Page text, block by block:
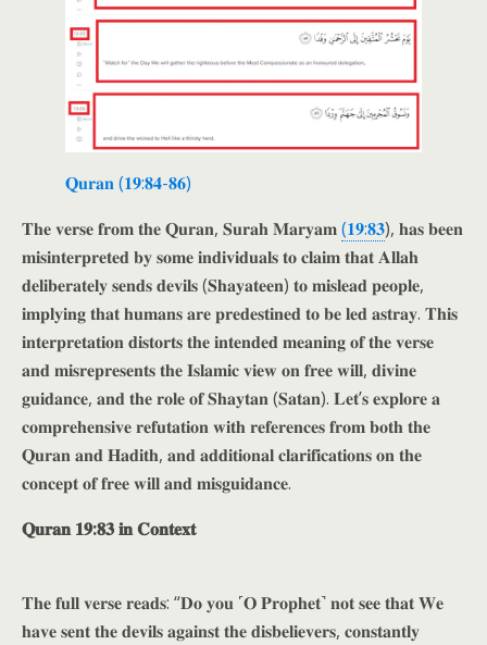
𝐐𝐮𝐫𝐚𝐧 (𝟏𝟗:𝟖𝟒-𝟖𝟔)
𝐓𝐡𝐞 𝐯𝐞𝐫𝐬𝐞 𝐟𝐫𝐨𝐦 𝐭𝐡𝐞 𝐐𝐮𝐫𝐚𝐧, 𝐒𝐮𝐫𝐚𝐡 𝐌𝐚𝐫𝐲𝐚𝐦(𝟏𝟗:𝟖𝟑), 𝐡𝐚𝐬 𝐛𝐞𝐞𝐧
𝐦𝐢𝐬𝐢𝐧𝐭𝐞𝐫𝐩𝐫𝐞𝐭𝐞𝐝 𝐛𝐲 𝐬𝐨𝐦𝐞 𝐢𝐧𝐝𝐢𝐯𝐢𝐝𝐮𝐚𝐥𝐬 𝐭𝐨 𝐜𝐥𝐚𝐢𝐦 𝐭𝐡𝐚𝐭 𝐀𝐥𝐥𝐚𝐡
𝐝𝐞𝐥𝐢𝐛𝐞𝐫𝐚𝐭𝐞𝐥𝐲 𝐬𝐞𝐧𝐝𝐬 𝐝𝐞𝐯𝐢𝐥𝐬 (𝐒𝐡𝐚𝐲𝐚𝐭𝐞𝐞𝐧) 𝐭𝐨 𝐦𝐢𝐬𝐥𝐞𝐚𝐝 𝐩𝐞𝐨𝐩𝐥𝐞,
𝐢𝐦𝐩𝐥𝐲𝐢𝐧𝐠 𝐭𝐡𝐚𝐭 𝐡𝐮𝐦𝐚𝐧𝐬 𝐚𝐫𝐞 𝐩𝐫𝐞𝐝𝐞𝐬𝐭𝐢𝐧𝐞𝐝 𝐭𝐨 𝐛𝐞 𝐥𝐞𝐝 𝐚𝐬𝐭𝐫𝐚𝐲. 𝐓𝐡𝐢𝐬
𝐢𝐧𝐭𝐞𝐫𝐩𝐫𝐞𝐭𝐚𝐭𝐢𝐨𝐧 𝐝𝐢𝐬𝐭𝐨𝐫𝐭𝐬 𝐭𝐡𝐞 𝐢𝐧𝐭𝐞𝐧𝐝𝐞𝐝 𝐦𝐞𝐚𝐧𝐢𝐧𝐠 𝐨𝐟 𝐭𝐡𝐞 𝐯𝐞𝐫𝐬𝐞
𝐚𝐧𝐝 𝐦𝐢𝐬𝐫𝐞𝐩𝐫𝐞𝐬𝐞𝐧𝐭𝐬 𝐭𝐡𝐞 𝐈𝐬𝐥𝐚𝐦𝐢𝐜 𝐯𝐢𝐞𝐰 𝐨𝐧 𝐟𝐫𝐞𝐞 𝐰𝐢𝐥𝐥, 𝐝𝐢𝐯𝐢𝐧𝐞
𝐠𝐮𝐢𝐝𝐚𝐧𝐜𝐞, 𝐚𝐧𝐝 𝐭𝐡𝐞 𝐫𝐨𝐥𝐞 𝐨𝐟 𝐒𝐡𝐚𝐲𝐭𝐚𝐧 (𝐒𝐚𝐭𝐚𝐧). 𝐋𝐞𝐭’𝐬 𝐞𝐱𝐩𝐥𝐨𝐫𝐞 𝐚
𝐜𝐨𝐦𝐩𝐫𝐞𝐡𝐞𝐧𝐬𝐢𝐯𝐞 𝐫𝐞𝐟𝐮𝐭𝐚𝐭𝐢𝐨𝐧 𝐰𝐢𝐭𝐡 𝐫𝐞𝐟𝐞𝐫𝐞𝐧𝐜𝐞𝐬 𝐟𝐫𝐨𝐦 𝐛𝐨𝐭𝐡 𝐭𝐡𝐞
𝐐𝐮𝐫𝐚𝐧 𝐚𝐧𝐝 𝐇𝐚𝐝𝐢𝐭𝐡, 𝐚𝐧𝐝 𝐚𝐝𝐝𝐢𝐭𝐢𝐨𝐧𝐚𝐥 𝐜𝐥𝐚𝐫𝐢𝐟𝐢𝐜𝐚𝐭𝐢𝐨𝐧𝐬 𝐨𝐧 𝐭𝐡𝐞
𝐜𝐨𝐧𝐜𝐞𝐩𝐭 𝐨𝐟 𝐟𝐫𝐞𝐞 𝐰𝐢𝐥𝐥 𝐚𝐧𝐝 𝐦𝐢𝐬𝐠𝐮𝐢𝐝𝐚𝐧𝐜𝐞.
𝐐𝐮𝐫𝐚𝐧 𝟏𝟗:𝟖𝟑 𝐢𝐧 𝐂𝐨𝐧𝐭𝐞𝐱𝐭
𝐓𝐡𝐞 𝐟𝐮𝐥𝐥 𝐯𝐞𝐫𝐬𝐞 𝐫𝐞𝐚𝐝𝐬: “𝐃𝐨 𝐲𝐨𝐮 ˹𝐎 𝐏𝐫𝐨𝐩𝐡𝐞𝐭˺ 𝐧𝐨𝐭 𝐬𝐞𝐞 𝐭𝐡𝐚𝐭 𝐖𝐞
𝐡𝐚𝐯𝐞 𝐬𝐞𝐧𝐭 𝐭𝐡𝐞 𝐝𝐞𝐯𝐢𝐥𝐬 𝐚𝐠𝐚𝐢𝐧𝐬𝐭 𝐭𝐡𝐞 𝐝𝐢𝐬𝐛𝐞𝐥𝐢𝐞𝐯𝐞𝐫𝐬, 𝐜𝐨𝐧𝐬𝐭𝐚𝐧𝐭𝐥𝐲